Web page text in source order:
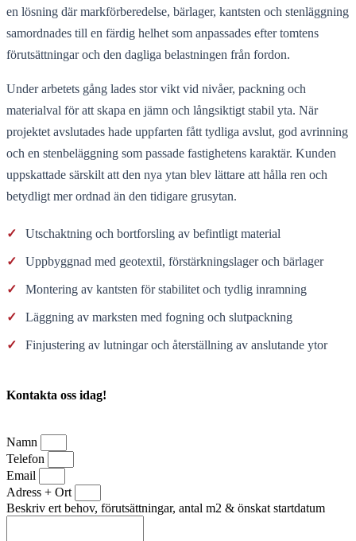
en lösning där markförberedelse, bärlager, kantsten och stenläggning
samordnades till en färdig helhet som anpassades efter tomtens
förutsättningar och den dagliga belastningen från fordon.
Under arbetets gång lades stor vikt vid nivåer, packning och
materialval för att skapa en jämn och långsiktigt stabil yta. När
projektet avslutades hade uppfarten fått tydliga avslut, god avrinning
och en stenbeläggning som passade fastighetens karaktär. Kunden
uppskattade särskilt att den nya ytan blev lättare att hålla ren och
betydligt mer ordnad än den tidigare grusytan.
✓ Utschaktning och bortforsling av befintligt material
✓ Uppbyggnad med geotextil, förstärkningslager och bärlager
✓ Montering av kantsten för stabilitet och tydlig inramning
✓ Läggning av marksten med fogning och slutpackning
✓ Finjustering av lutningar och återställning av anslutande ytor
Kontakta oss idag!
Namn
Telefon
Email
Adress + Ort
Beskriv ert behov, förutsättningar, antal m2 & önskat startdatum